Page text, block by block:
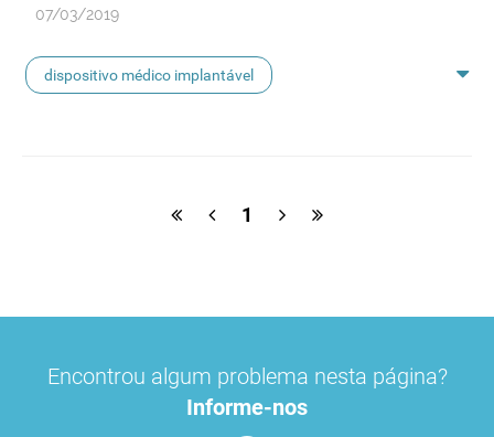
07/03/2019
dispositivo médico implantável
1
Encontrou algum problema nesta página?
Informe-nos